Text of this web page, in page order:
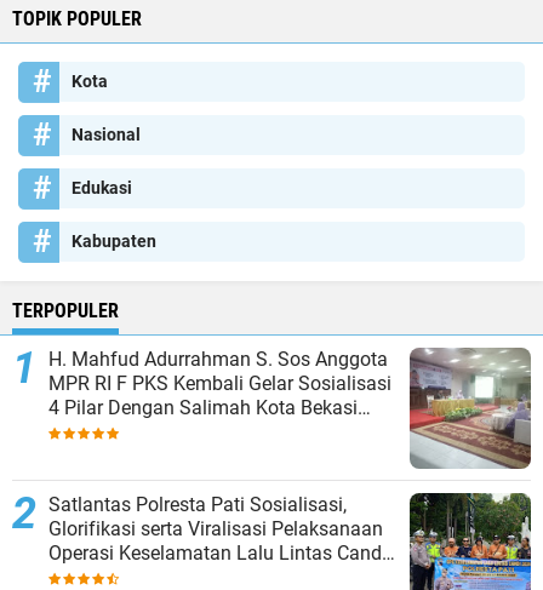
TOPIK POPULER
Kota
Nasional
Edukasi
Kabupaten
TERPOPULER
H. Mahfud Adurrahman S. Sos Anggota
MPR RI F PKS Kembali Gelar Sosialisasi
4 Pilar Dengan Salimah Kota Bekasi
pada Masa Reses
Satlantas Polresta Pati Sosialisasi,
Glorifikasi serta Viralisasi Pelaksanaan
Operasi Keselamatan Lalu Lintas Candi
2024